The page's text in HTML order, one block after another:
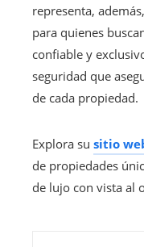
representa,
para quienes
confiable y
seguridad que
de cada propiedad.
Explora su sitio
de propiedades
de lujo con vista al